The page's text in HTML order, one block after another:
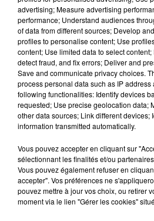
5 août 2026
À LA UNE :
Rochelle,
saumons et
Jeux
Festival du
advertising; Measure advertising
performance; Understand audiences
of data from different sources; Develop
profiles to personalise content; Use
content; Use limited data to select
detect fraud, and fix errors; Deliver and
Save and communicate privacy choices.
process personal data such as IP
following functionalities: Identify devices
requested; Use precise geolocation data;
other data sources; Link different devices;
information transmitted automatically.
Vous pouvez accepter en cliquant sur
sélectionnant les finalités et/ou
Vous pouvez également refuser en
accepter". Vos préférences ne
pouvez mettre à jour vos choix, ou retirer
moment via le lien "Gérer les cookies"